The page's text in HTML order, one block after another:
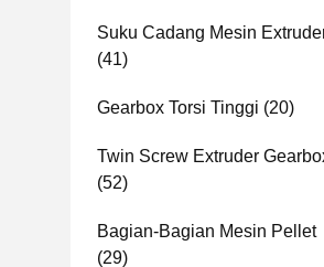
Suku Cadang Mesin
(41)
Gearbox Torsi Tinggi (20)
Twin Screw Extruder
(52)
Bagian-Bagian Mesin Pellet
(29)